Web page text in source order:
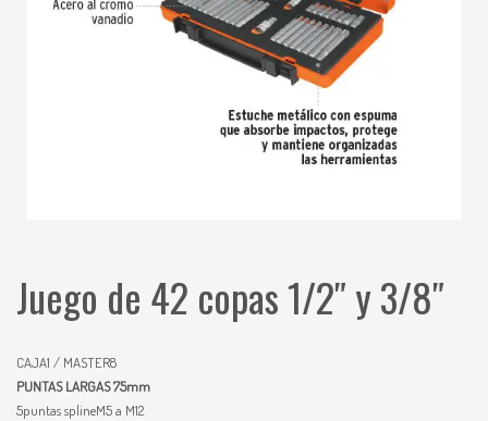
Juego de 42 copas 1/2″ y 3/8″
CAJA1 / MASTER8
PUNTAS LARGAS 75mm
5puntas splineM5 a M12